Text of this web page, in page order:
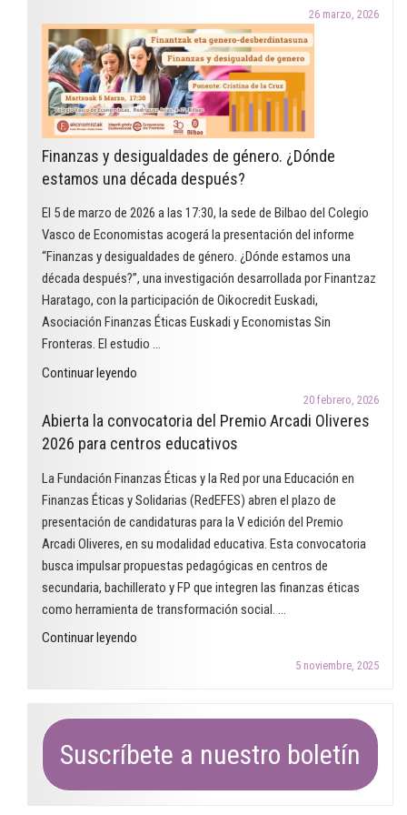
Arcadi
Oliveres
2026
en
la
modalidad
de
educación
reconoce
un
proyecto
utiliza
cómic
finanzas
éticas
el
aula"
26 marzo, 2026
Finanzas y desigualdades de género. ¿Dónde
estamos una década después?
El 5 de marzo de 2026 a las 17:30, la sede de Bilbao del Colegio
Vasco de Economistas acogerá la presentación del informe
“Finanzas y desigualdades de género. ¿Dónde estamos una
década después?”, una investigación desarrollada por Finantzaz
Haratago, con la participación de Oikocredit Euskadi,
Asociación Finanzas Éticas Euskadi y Economistas Sin
Fronteras. El estudio …
Continuar leyendo
desigualdades
de
¿Dónde
estamos
una
década
después?"
20 febrero, 2026
Abierta la convocatoria del Premio Arcadi Oliveres
2026 para centros educativos
La Fundación Finanzas Éticas y la Red por una Educación en
Finanzas Éticas y Solidarias (RedEFES) abren el plazo de
presentación de candidaturas para la V edición del Premio
Arcadi Oliveres, en su modalidad educativa. Esta convocatoria
busca impulsar propuestas pedagógicas en centros de
secundaria, bachillerato y FP que integren las finanzas éticas
como herramienta de transformación social. …
Continuar leyendo
Arcadi
Oliveres
2026
5 noviembre, 2025
Suscríbete a nuestro boletín